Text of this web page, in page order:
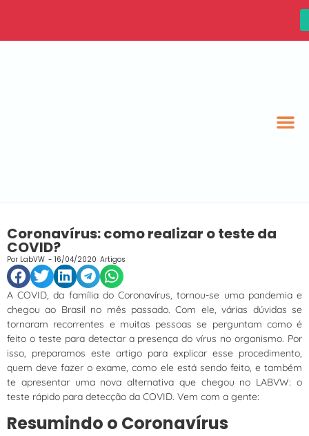
Coronavírus: como realizar o teste da
COVID?
Por LabVW - 16/04/2020 Artigos
A COVID, da família do Coronavírus, tornou-se uma pandemia e
chegou ao Brasil no mês passado. Com ele, várias dúvidas se
tornaram recorrentes e muitas pessoas se perguntam como é
feito o teste para detectar a presença do vírus no organismo. Por
isso, preparamos este artigo para explicar esse procedimento,
quem deve fazer o exame, como ele está sendo feito, e também
te apresentar uma nova alternativa que chegou no LABVW: o
teste rápido para detecção da COVID. Vem com a gente:
Resumindo o Coronavírus